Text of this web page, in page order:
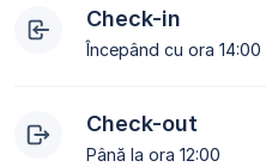
Check-in
Începând cu ora 14:00
Check-out
Până la ora 12:00